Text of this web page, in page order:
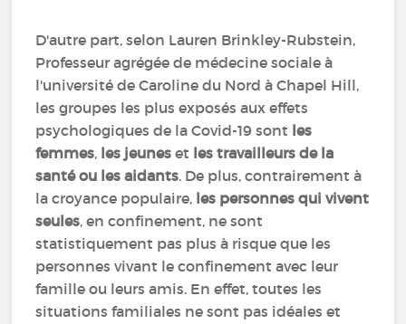
D'autre part, selon Lauren Brinkley-Rubstein,
Professeur agrégée de médecine sociale à
l'université de Caroline du Nord à Chapel Hill,
les groupes les plus exposés aux effets
psychologiques de la Covid-19 sont les
femmes, les jeunes et les travailleurs de la
santé ou les aidants. De plus, contrairement à
la croyance populaire, les personnes qui vivent
seules, en confinement, ne sont
statistiquement pas plus à risque que les
personnes vivant le confinement avec leur
famille ou leurs amis. En effet, toutes les
situations familiales ne sont pas idéales et